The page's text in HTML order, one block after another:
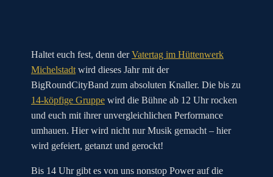
Haltet euch fest, denn derVatertag im Hüttenwerk
Michelstadtwird dieses Jahr mit der
BigRoundCityBand zum absoluten Knaller. Die bis zu
14-köpfige Gruppe wird die Bühne ab 12 Uhr rocken
und euch mit ihrer unvergleichlichen Performance
umhauen. Hier wird nicht nur Musik gemacht – hier
wird gefeiert, getanzt und gerockt!
Bis 14 Uhr gibt es von uns nonstop Power auf die